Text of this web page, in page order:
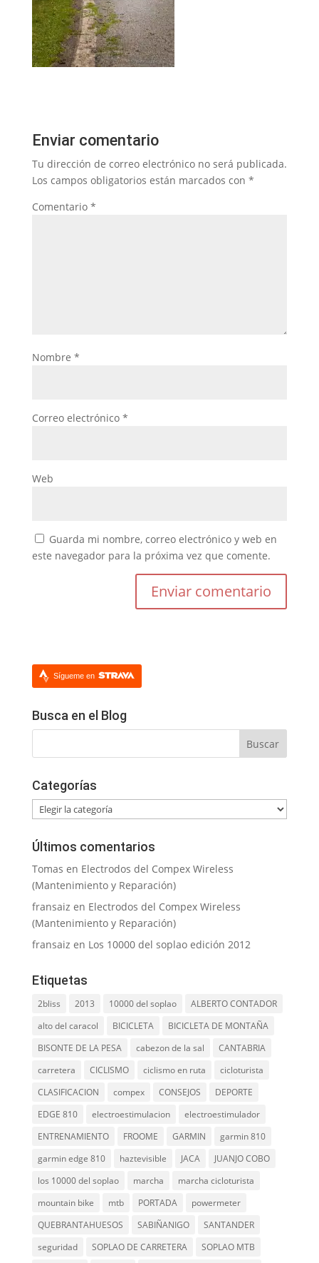
Enviar comentario
Tu dirección de correo electrónico no será publicada.
Los campos obligatorios están marcados con *
Comentario *
Nombre *
Correo electrónico *
Web
Guarda mi nombre, correo electrónico y web en
este navegador para la próxima vez que comente.
Sígueme en
Busca en el Blog
Categorías
Categorías
Últimos comentarios
Tomas en Electrodos del Compex Wireless
(Mantenimiento y Reparación)
fransaiz en Electrodos del Compex Wireless
(Mantenimiento y Reparación)
fransaiz en Los 10000 del soplao edición 2012
Etiquetas
2bliss 2013 10000 del soplao
ALBERTO CONTADOR
alto del caracol
BICICLETA
BICICLETA DE MONTAÑA
BISONTE DE LA PESA
cabezon de la sal
CANTABRIA
carretera
CICLISMO ciclismo en ruta
cicloturista
CLASIFICACION
compex CONSEJOS
DEPORTE
EDGE 810
electroestimulacion
electroestimulador
ENTRENAMIENTO
FROOME GARMIN
garmin 810
garmin edge 810
haztevisible JACA
JUANJO COBO
los 10000 del soplao
marcha
marcha cicloturista
mountain bike
mtb PORTADA
powermeter
QUEBRANTAHUESOS
SABIÑANIGO
SANTANDER
seguridad
SOPLAO DE CARRETERA
SOPLAO MTB